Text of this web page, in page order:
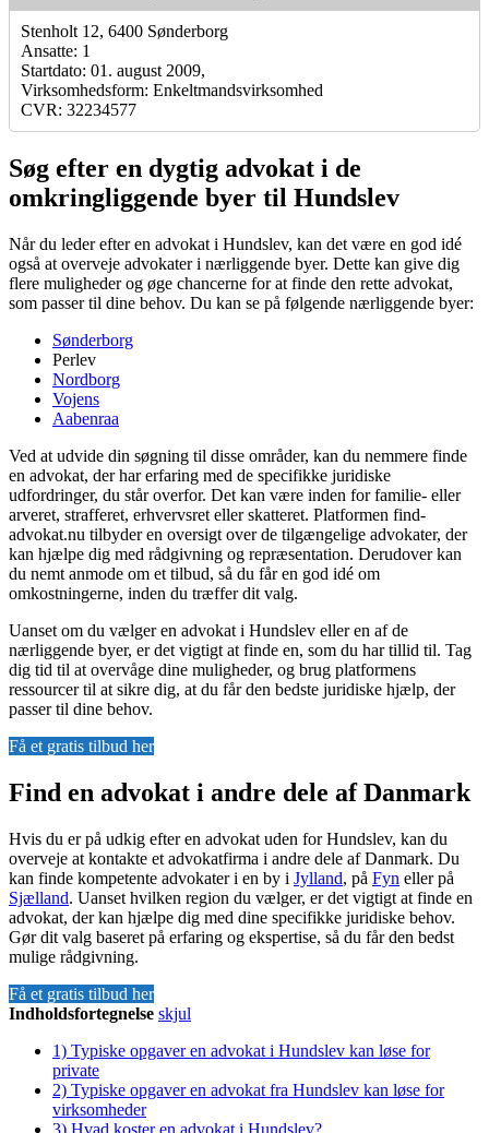
Stenholt 12, 6400 Sønderborg
Ansatte: 1
Startdato: 01. august 2009,
Virksomhedsform: Enkeltmandsvirksomhed
CVR: 32234577
Søg efter en dygtig advokat i de
omkringliggende byer til Hundslev
Når du leder efter en advokat i Hundslev, kan det være en god idé
også at overveje advokater i nærliggende byer. Dette kan give dig
flere muligheder og øge chancerne for at finde den rette advokat,
som passer til dine behov. Du kan se på følgende nærliggende byer:
Sønderborg
Perlev
Nordborg
Vojens
Aabenraa
Ved at udvide din søgning til disse områder, kan du nemmere finde
en advokat, der har erfaring med de specifikke juridiske
udfordringer, du står overfor. Det kan være inden for familie- eller
arveret, strafferet, erhvervsret eller skatteret. Platformen find-
advokat.nu tilbyder en oversigt over de tilgængelige advokater, der
kan hjælpe dig med rådgivning og repræsentation. Derudover kan
du nemt anmode om et tilbud, så du får en god idé om
omkostningerne, inden du træffer dit valg.
Uanset om du vælger en advokat i Hundslev eller en af de
nærliggende byer, er det vigtigt at finde en, som du har tillid til. Tag
dig tid til at overvåge dine muligheder, og brug platformens
ressourcer til at sikre dig, at du får den bedste juridiske hjælp, der
passer til dine behov.
Få et gratis tilbud her
Find en advokat i andre dele af Danmark
Hvis du er på udkig efter en advokat uden for Hundslev, kan du
overveje at kontakte et advokatfirma i andre dele af Danmark. Du
kan finde kompetente advokater i en by i Jylland, på Fyn eller på
Sjælland. Uanset hvilken region du vælger, er det vigtigt at finde en
advokat, der kan hjælpe dig med dine specifikke juridiske behov.
Gør dit valg baseret på erfaring og ekspertise, så du får den bedst
mulige rådgivning.
Få et gratis tilbud her
Indholdsfortegnelse skjul
1) Typiske opgaver en advokat i Hundslev kan løse for
private
2) Typiske opgaver en advokat fra Hundslev kan løse for
virksomheder
3) Hvad koster en advokat i Hundslev?